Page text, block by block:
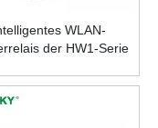
WLAN-
der HW1-Serie